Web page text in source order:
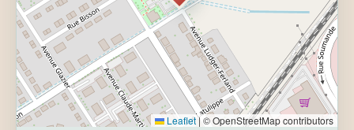
Leaflet|© OpenStreetMap contributors